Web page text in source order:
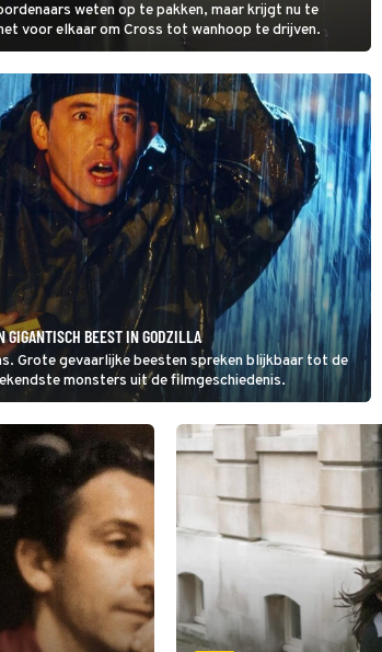
weten op te pakken, maar krijgt nu te
voor elkaar om Cross tot wanhoop te drijven.
GIGANTISCH BEEST IN GODZILLA
Grote gevaarlijke beesten spreken blijkbaar tot de
monsters uit de filmgeschiedenis.